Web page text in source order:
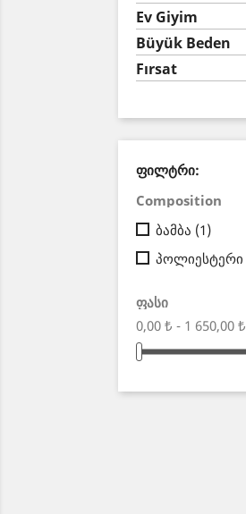
Ev Giyim
Büyük Beden
Fırsat
ᲤᲘᲚᲢᲠᲘ:
Composition
ბამბა (1)
პოლიესტერი
ფასი
0,00 ₺ - 1 650,00 ₺